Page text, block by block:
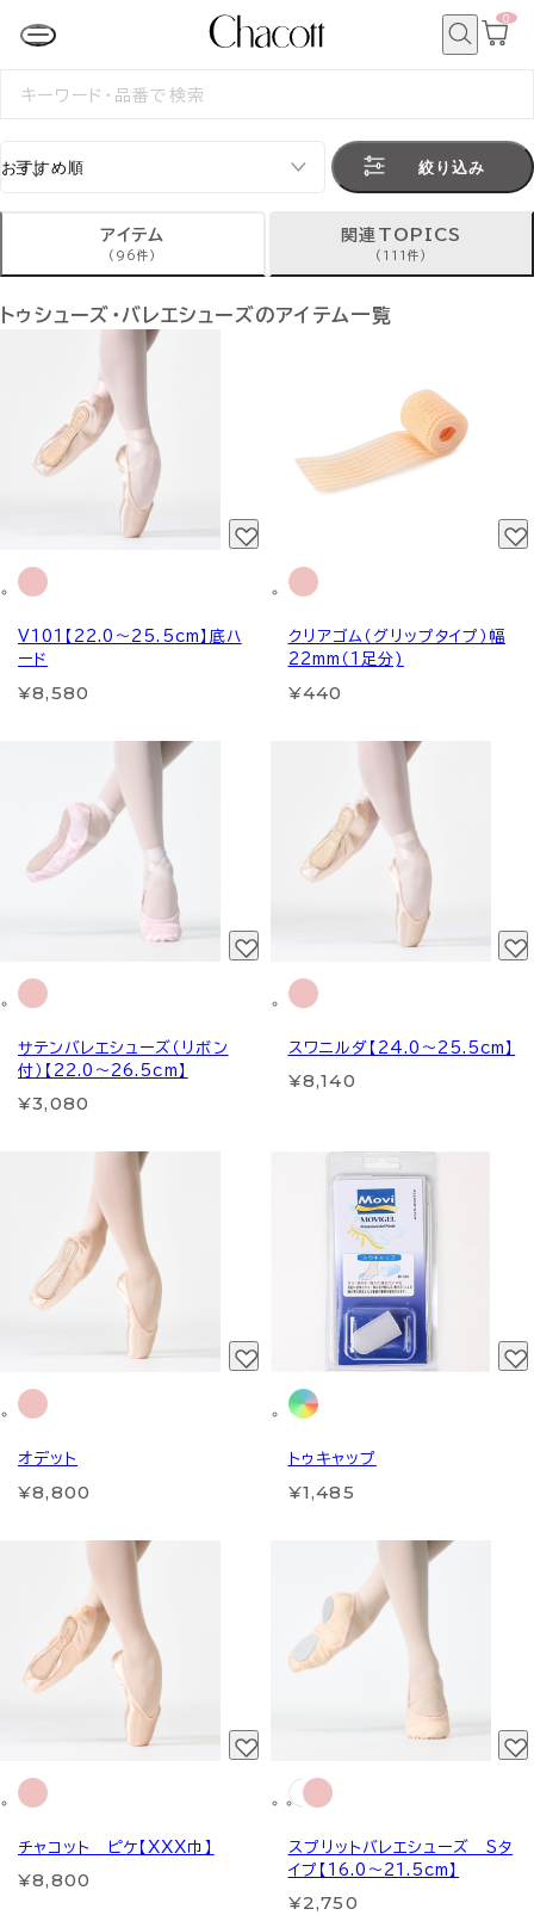
カ
0
検
絞り込み
アイテム
(96件)
関連TOPICS
(111件)
トゥシューズ・バレエシューズのアイテム一覧
V101【22.0～25.5cm】底ハ
ード
¥8,580
クリアゴム（グリップタイプ）幅
22mm（1足分)
¥440
サテンバレエシューズ（リボン
付）【22.0～26.5cm】
¥3,080
スワニルダ【24.0～25.5cm】
¥8,140
オデット
¥8,800
トゥキャップ
¥1,485
チャコット ピケ【XXX巾】
¥8,800
スプリットバレエシューズ Sタ
イプ【16.0～21.5cm】
¥2,750